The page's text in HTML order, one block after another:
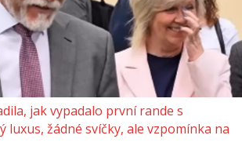
jak vypadalo první rande s
luxus, žádné svíčky, ale vzpomínka na